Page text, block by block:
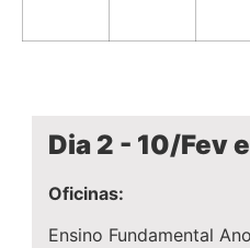
Dia 2 - 10/Fev
Oficinas:
Ensino Fundamental